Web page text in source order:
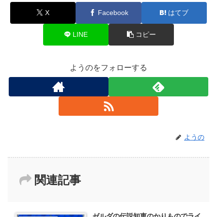
X Facebook はてブ
LINE コピー
ようのをフォローする
ようの
関連記事